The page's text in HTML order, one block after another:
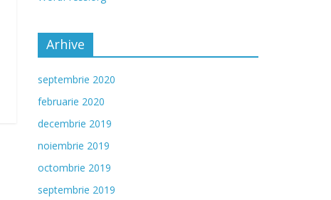
Arhive
septembrie 2020
februarie 2020
decembrie 2019
noiembrie 2019
octombrie 2019
septembrie 2019